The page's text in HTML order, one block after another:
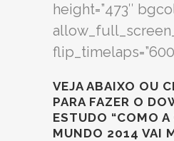
height=”473″
VEJA ABAIXO OU
PARA FAZER O
ESTUDO “COMO A
MUNDO 2014 VAI